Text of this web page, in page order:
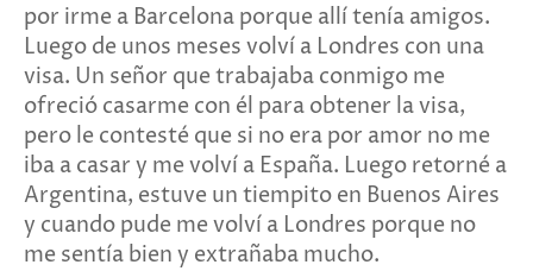
por irme a Barcelona porque allí tenía amigos.
Luego de unos meses volví a Londres con una
visa. Un señor que trabajaba conmigo me
ofreció casarme con él para obtener la visa,
pero le contesté que si no era por amor no me
iba a casar y me volví a España. Luego retorné a
Argentina, estuve un tiempito en Buenos Aires
y cuando pude me volví a Londres porque no
me sentía bien y extrañaba mucho.